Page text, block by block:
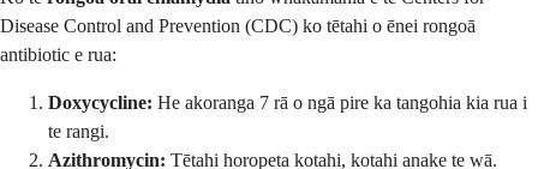
Disease Control and Prevention (CDC) ko tētahi o ēnei rongoā
antibiotic e rua:
Doxycycline: He akoranga 7 rā o ngā pire ka tangohia kia rua i
te rangi.
Azithromycin: Tētahi horopeta kotahi, kotahi anake te wā.